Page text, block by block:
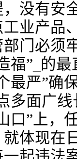
没有安
业产品
门必须
福”_的
最严”确
多面广
口”上，
体现在